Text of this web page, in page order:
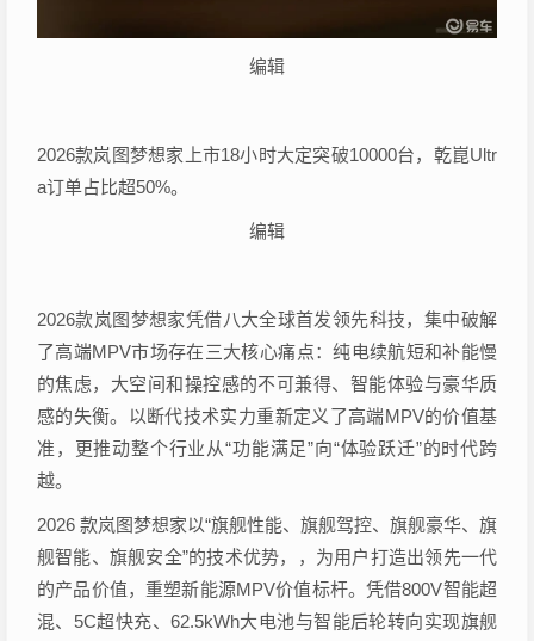
编辑
2026款岚图梦想家上市18小时大定突破10000台，乾崑Ultr
a订单占比超50%。
编辑
2026款岚图梦想家凭借八大全球首发领先科技，集中破解
了高端MPV市场存在三大核心痛点：纯电续航短和补能慢
的焦虑，大空间和操控感的不可兼得、智能体验与豪华质
感的失衡。以断代技术实力重新定义了高端MPV的价值基
准，更推动整个行业从“功能满足”向“体验跃迁”的时代跨
越。
2026 款岚图梦想家以“旗舰性能、旗舰驾控、旗舰豪华、旗
舰智能、旗舰安全”的技术优势，，为用户打造出领先一代
的产品价值，重塑新能源MPV价值标杆。凭借800V智能超
混、5C超快充、62.5kWh大电池与智能后轮转向实现旗舰